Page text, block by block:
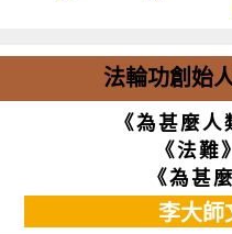
法輪功創始
《為甚麼人
《法難》
《為甚
李大師